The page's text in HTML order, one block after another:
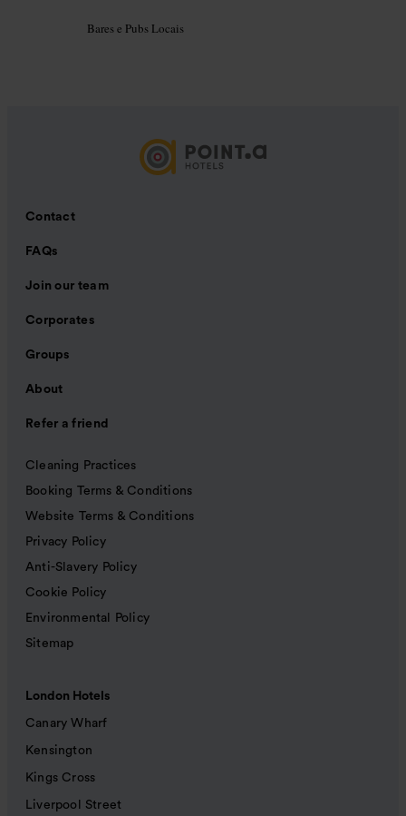
Bares e Pubs Locais
Contact
FAQs
Join our team
Corporates
Groups
About
Refer a friend
Cleaning Practices
Booking Terms & Conditions
Website Terms & Conditions
Privacy Policy
Anti-Slavery Policy
Cookie Policy
Environmental Policy
Sitemap
London Hotels
Canary Wharf
Kensington
Kings Cross
Liverpool Street